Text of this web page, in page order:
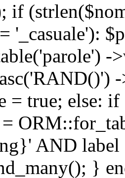
if
'_casuale'):
-
= true; else:
AND
}